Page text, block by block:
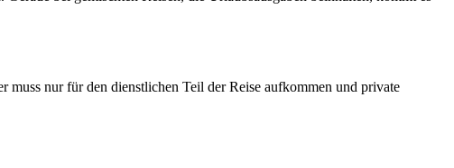
muss nur für den dienstlichen Teil der Reise aufkommen und private